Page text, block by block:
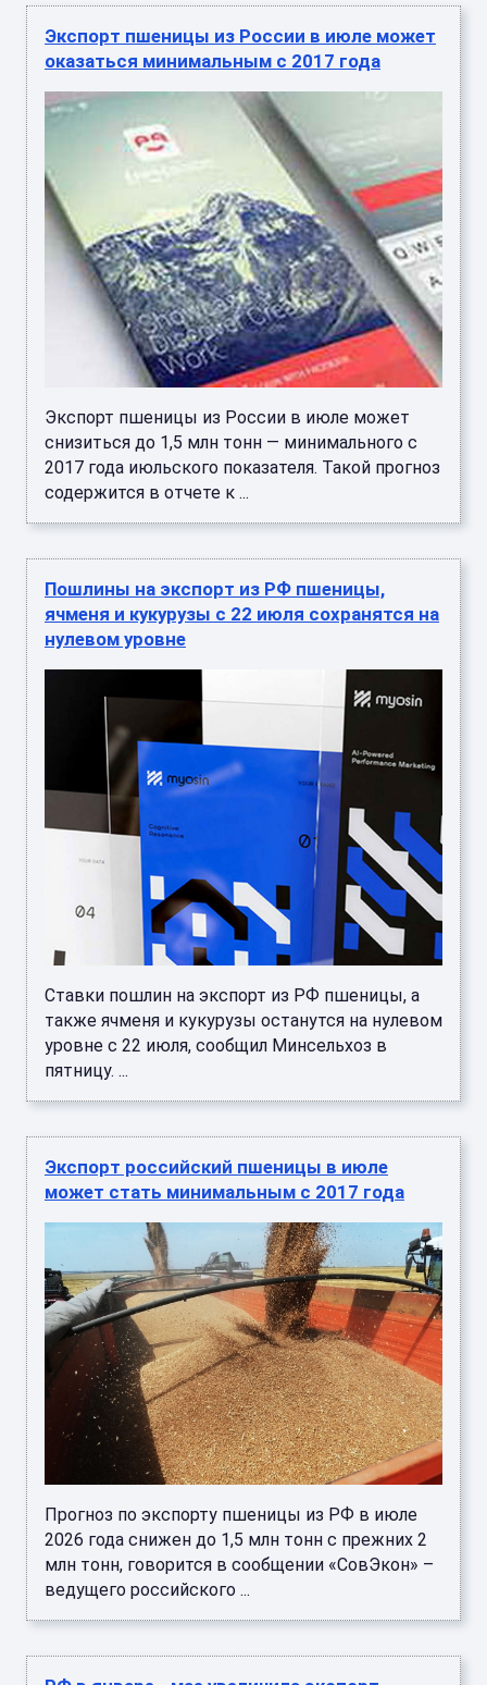
Экспорт пшеницы из России в июле может
оказаться минимальным с 2017 года
Экспорт пшеницы из России в июле может
снизиться до 1,5 млн тонн — минимального с
2017 года июльского показателя. Такой прогноз
содержится в отчете к ...
Пошлины на экспорт из РФ пшеницы,
ячменя и кукурузы с 22 июля сохранятся на
нулевом уровне
Ставки пошлин на экспорт из РФ пшеницы, а
также ячменя и кукурузы останутся на нулевом
уровне с 22 июля, сообщил Минсельхоз в
пятницу. ...
Экспорт российский пшеницы в июле
может стать минимальным с 2017 года
Прогноз по экспорту пшеницы из РФ в июле
2026 года снижен до 1,5 млн тонн с прежних 2
млн тонн, говорится в сообщении «СовЭкон» –
ведущего российского ...